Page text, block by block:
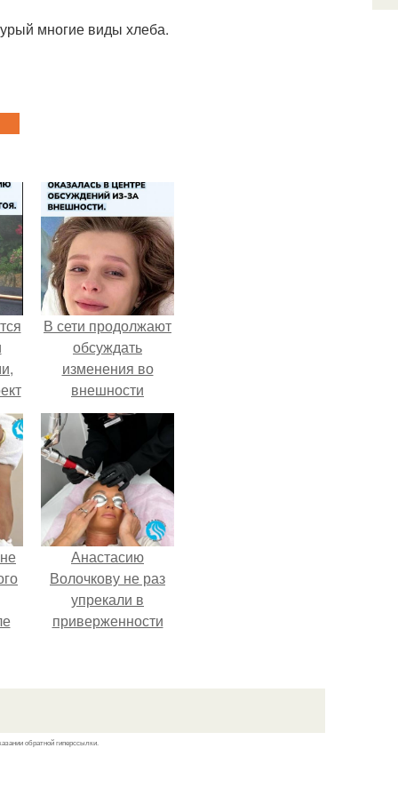
многие виды хлеба.
В сети продолжают
обсуждать
изменения во
внешности
актрисы.
Анастасию
Волочкову не раз
упрекали в
приверженности
обратной гиперссылки.